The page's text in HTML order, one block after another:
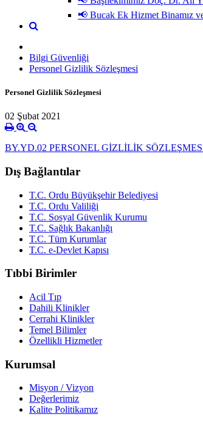
📢 Bucak Ek Hizmet Binamız
Bilgi Güvenliği
Personel Gizlilik Sözleşmesi
Personel Gizlilik Sözleşmesi
02 Şubat 2021
BY.YD.02 PERSONEL GİZLİLİK
Dış Bağlantılar
T.C. Ordu Büyükşehir Belediyesi
T.C. Ordu Valiliği
T.C. Sosyal Güvenlik Kurumu
T.C. Sağlık Bakanlığı
T.C. Tüm Kurumlar
T.C. e-Devlet Kapısı
Tıbbi Birimler
Acil Tıp
Dahili Klinikler
Cerrahi Klinikler
Temel Bilimler
Özellikli Hizmetler
Kurumsal
Misyon / Vizyon
Değerlerimiz
Kalite Politikamız